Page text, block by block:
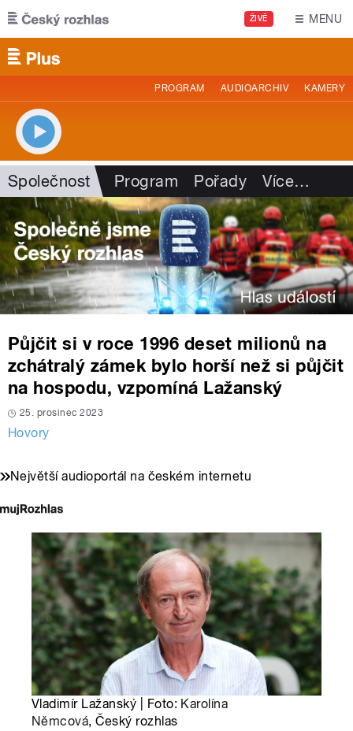
Přejít k hlavnímu obsahu
ŽIVĚ MENU
PROGRAM AUDIOARCHIV KAMERY
Společnost Program Pořady Více…
Půjčit si v roce 1996 deset milionů na
zchátralý zámek bylo horší než si půjčit
na hospodu, vzpomíná Lažanský
25. prosinec 2023
Hovory
Největší audioportál na českém internetu
Vladimír Lažanský | Foto: Karolína
Němcová, Český rozhlas